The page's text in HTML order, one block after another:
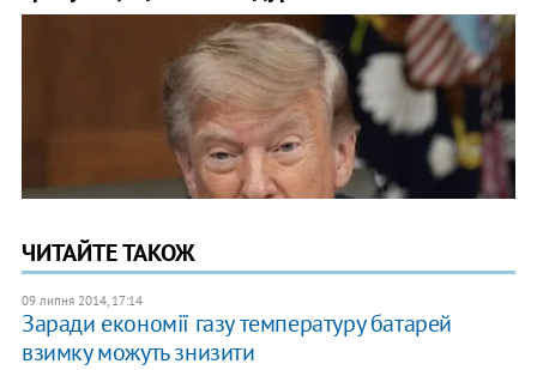
ЧИТАЙТЕ ТАКОЖ
09 липня 2014, 17:14
Заради економії газу температуру батарей
взимку можуть знизити